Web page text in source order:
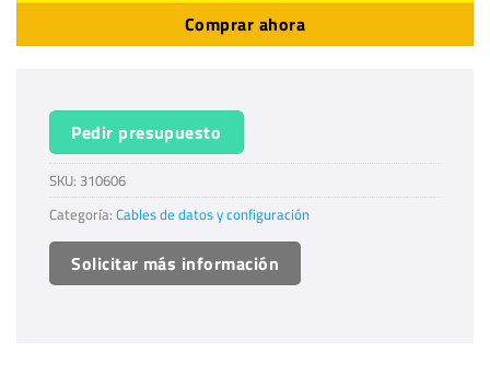
Comprar ahora
Pedir presupuesto
SKU: 310606
Categoría: Cables de datos y configuración
Solicitar más información